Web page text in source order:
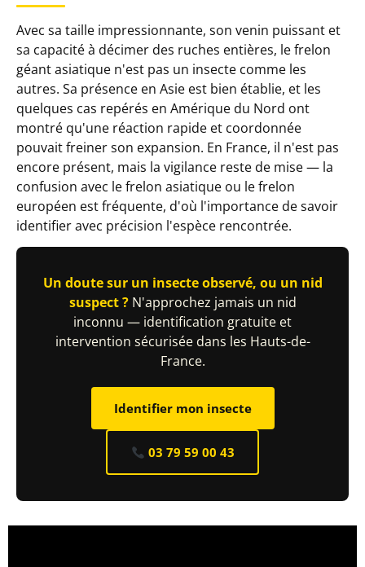
Avec sa taille impressionnante, son venin puissant et
sa capacité à décimer des ruches entières, le frelon
géant asiatique n'est pas un insecte comme les
autres. Sa présence en Asie est bien établie, et les
quelques cas repérés en Amérique du Nord ont
montré qu'une réaction rapide et coordonnée
pouvait freiner son expansion. En France, il n'est pas
encore présent, mais la vigilance reste de mise — la
confusion avec le frelon asiatique ou le frelon
européen est fréquente, d'où l'importance de savoir
identifier avec précision l'espèce rencontrée.
Un doute sur un insecte observé, ou un nid
suspect ?N'approchez jamais un nid
inconnu — identification gratuite et
intervention sécurisée dans les Hauts-de-
France.
Identifier mon insecte
03 79 59 00 43